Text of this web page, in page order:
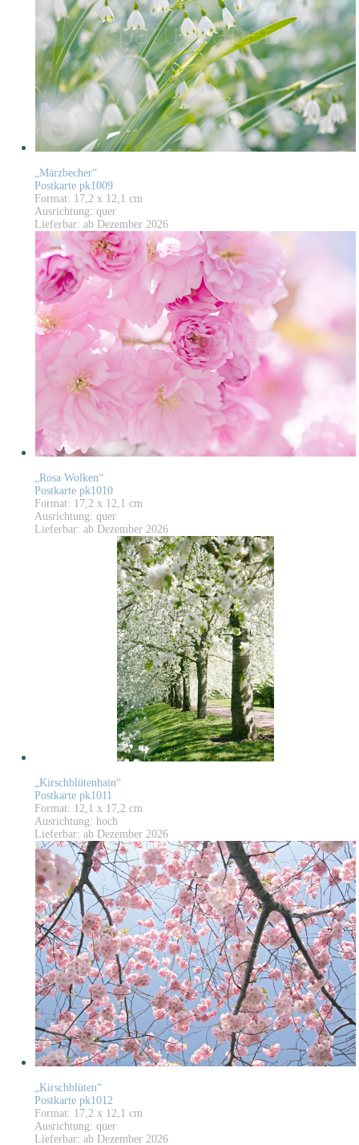
„Märzbecher“
Postkarte pk1009
Format: 17,2 x 12,1 cm
Ausrichtung: quer
Lieferbar: ab Dezember 2026
„Rosa Wolken“
Postkarte pk1010
Format: 17,2 x 12,1 cm
Ausrichtung: quer
Lieferbar: ab Dezember 2026
„Kirschblütenhain“
Postkarte pk1011
Format: 12,1 x 17,2 cm
Ausrichtung: hoch
Lieferbar: ab Dezember 2026
„Kirschblüten“
Postkarte pk1012
Format: 17,2 x 12,1 cm
Ausrichtung: quer
Lieferbar: ab Dezember 2026